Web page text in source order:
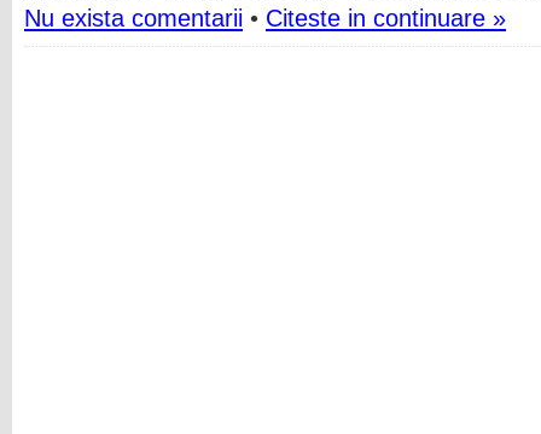
Nu exista comentarii • Citeste in continuare »